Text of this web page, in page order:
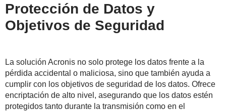
Protección de Datos y
Objetivos de Seguridad
La solución Acronis no solo protege los datos frente a la
pérdida accidental o maliciosa, sino que también ayuda a
cumplir con los objetivos de seguridad de los datos. Ofrece
encriptación de alto nivel, asegurando que los datos estén
protegidos tanto durante la transmisión como en el